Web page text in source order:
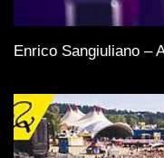
und wenn Du einen
Tracks auf Vinyl!
Enrico Sangiuliano –